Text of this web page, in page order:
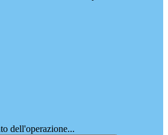
dell'operazione...